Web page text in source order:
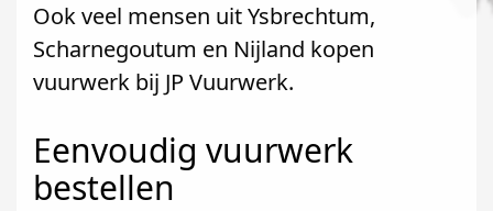
Ook veel mensen uit Ysbrechtum,
Scharnegoutum en Nijland kopen
vuurwerk bij JP Vuurwerk.
Eenvoudig vuurwerk
bestellen